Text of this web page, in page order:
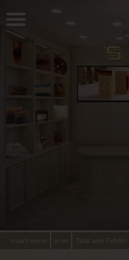
מתנות לשבת חגים Tallit and Tefillin